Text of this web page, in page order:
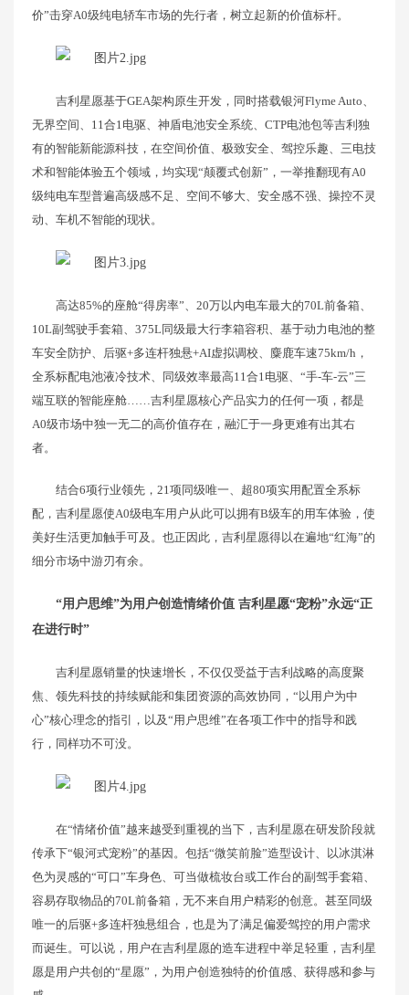
价”击穿A0级纯电轿车市场的先行者，树立起新的价值标杆。
吉利星愿基于GEA架构原生开发，同时搭载银河Flyme Auto、
无界空间、11合1电驱、神盾电池安全系统、CTP电池包等吉利独
有的智能新能源科技，在空间价值、极致安全、驾控乐趣、三电技
术和智能体验五个领域，均实现“颠覆式创新”，一举推翻现有A0
级纯电车型普遍高级感不足、空间不够大、安全感不强、操控不灵
动、车机不智能的现状。
高达85%的座舱“得房率”、20万以内电车最大的70L前备箱、
10L副驾驶手套箱、375L同级最大行李箱容积、基于动力电池的整
车安全防护、后驱+多连杆独悬+AI虚拟调校、麋鹿车速75km/h，
全系标配电池液冷技术、同级效率最高11合1电驱、“手-车-云”三
端互联的智能座舱……吉利星愿核心产品实力的任何一项，都是
A0级市场中独一无二的高价值存在，融汇于一身更难有出其右
者。
结合6项行业领先，21项同级唯一、超80项实用配置全系标
配，吉利星愿使A0级电车用户从此可以拥有B级车的用车体验，使
美好生活更加触手可及。也正因此，吉利星愿得以在遍地“红海”的
细分市场中游刃有余。
“用户思维”为用户创造情绪价值 吉利星愿“宠粉”永远“正
在进行时”
吉利星愿销量的快速增长，不仅仅受益于吉利战略的高度聚
焦、领先科技的持续赋能和集团资源的高效协同，“以用户为中
心”核心理念的指引，以及“用户思维”在各项工作中的指导和践
行，同样功不可没。
在“情绪价值”越来越受到重视的当下，吉利星愿在研发阶段就
传承下“银河式宠粉”的基因。包括“微笑前脸”造型设计、以冰淇淋
色为灵感的“可口”车身色、可当做梳妆台或工作台的副驾手套箱、
容易存取物品的70L前备箱，无不来自用户精彩的创意。甚至同级
唯一的后驱+多连杆独悬组合，也是为了满足偏爱驾控的用户需求
而诞生。可以说，用户在吉利星愿的造车进程中举足轻重，吉利星
愿是用户共创的“星愿”，为用户创造独特的价值感、获得感和参与